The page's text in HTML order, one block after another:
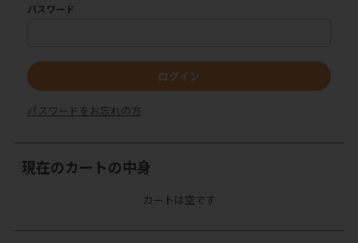
パスワード
ログイン
パスワードをお忘れの方
現在のカートの中身
カートは空です